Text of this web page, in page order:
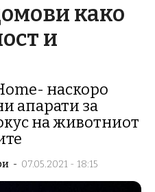
како
и
наскоро
апарати за
на животниот
- 07.05.2021 - 18:15